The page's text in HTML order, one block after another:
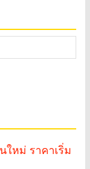
ใหม่ ราคาเริ่ม